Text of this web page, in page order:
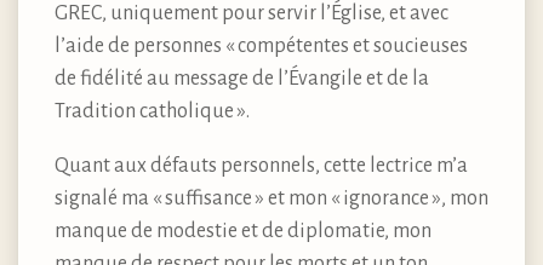
GREC, uniquement pour servir l’Église, et avec
l’aide de personnes « compétentes et soucieuses
de fidélité au message de l’Évangile et de la
Tradition catholique ».
Quant aux défauts personnels, cette lectrice m’a
signalé ma « suffisance » et mon « ignorance », mon
manque de modestie et de diplomatie, mon